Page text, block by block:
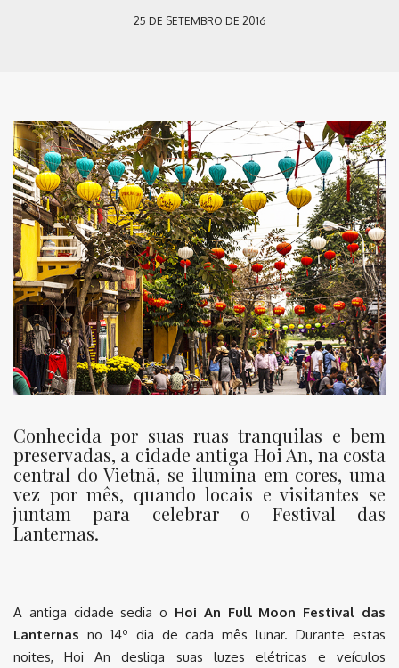
25 DE SETEMBRO DE 2016
Conhecida por suas ruas tranquilas e bem
preservadas, a cidade antiga Hoi An, na costa
central do Vietnã, se ilumina em cores, uma
vez por mês, quando locais e visitantes se
juntam para celebrar o Festival das
Lanternas.
A antiga cidade sedia o Hoi An Full Moon Festival das
Lanternas no 14º dia de cada mês lunar. Durante estas
noites, Hoi An desliga suas luzes elétricas e veículos